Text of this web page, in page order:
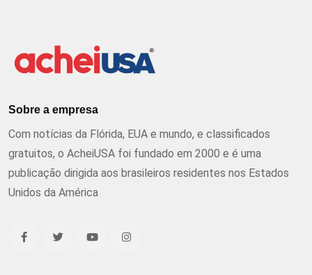
Sobre a empresa
Com notícias da Flórida, EUA e mundo, e classificados
gratuitos, o AcheiUSA foi fundado em 2000 e é uma
publicação dirigida aos brasileiros residentes nos Estados
Unidos da América